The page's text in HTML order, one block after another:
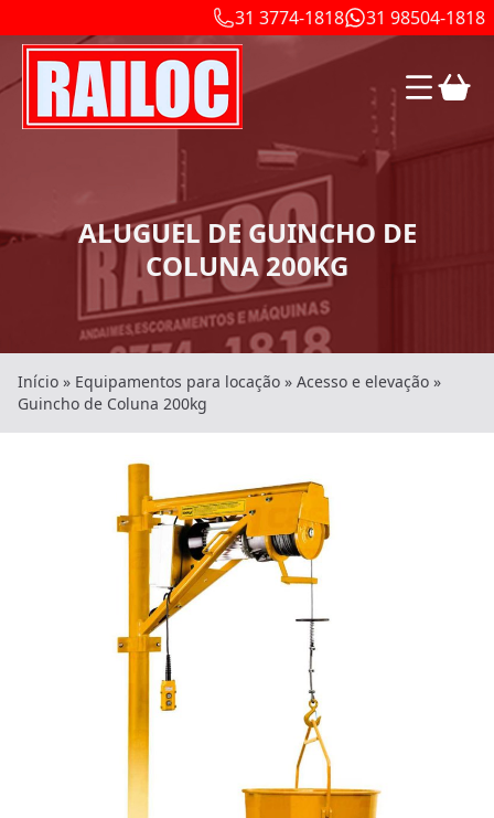
31 3774-1818 31 98504-1818
ALUGUEL DE GUINCHO DE
COLUNA 200KG
Início » Equipamentos para locação » Acesso e elevação »
Guincho de Coluna 200kg